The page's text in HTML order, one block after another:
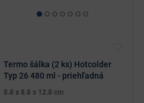
Termo šálka (2 ks) Hotcolder
Typ 26 480 ml - priehľadná
8.8 x 8.8 x 12.8 cm